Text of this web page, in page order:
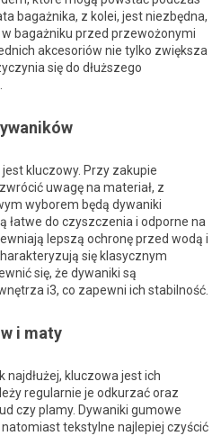
bagażnika, z kolei, jest niezbędna,
bagażniku przed przewożonymi
akcesoriów nie tylko zwiększa
się do dłuższego
kluczowy. Przy zakupie
uwagę na materiał, z
wyborem będą dywaniki
łatwe do czyszczenia i odporne na
lepszą ochronę przed wodą i
się klasycznym
się, że dywaniki są
i3, co zapewni ich stabilność.
i maty
najdłużej, kluczowa jest ich
regularnie je odkurzać oraz
czy plamy. Dywaniki gumowe
natomiast tekstylne najlepiej czyścić